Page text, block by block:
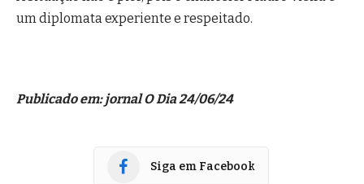
um diplomata experiente e respeitado.
Publicado em: jornal O Dia 24/06/24
Siga em Facebook